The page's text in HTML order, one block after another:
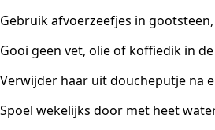
Gebruik afvoerzeefjes in
Gooi geen vet, olie of koffiedik in
Verwijder haar uit doucheputje na
Spoel wekelijks door met heet